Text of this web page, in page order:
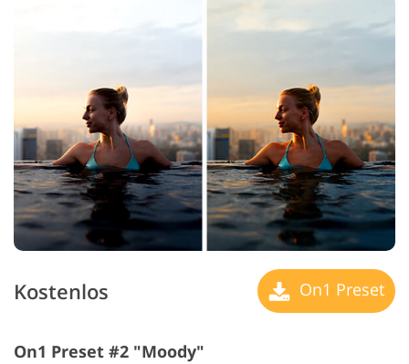
Kostenlos On1 Preset
On1 Preset #2 "Moody"